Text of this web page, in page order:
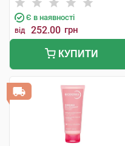
Є в наявності
від 252.00 грн
КУПИТИ